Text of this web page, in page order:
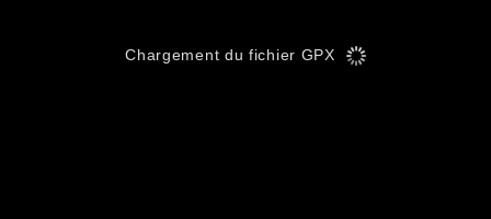
Chargement du fichier GPX